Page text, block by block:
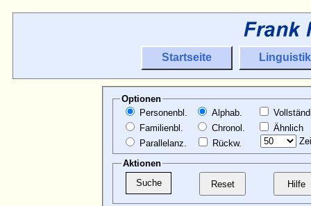
Startseite Linguistik
Optionen
Personenbl.
Familienbl.
Parallelanz.
Alphab.
Chronol.
Rückw.
Ähnlich
Aktionen